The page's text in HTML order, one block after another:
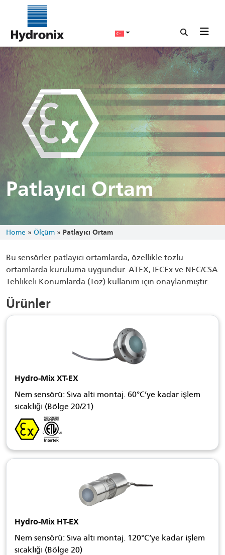
Patlayıcı Ortam
Home » Ölçüm » Patlayıcı Ortam
Bu sensörler patlayıcı ortamlarda, özellikle tozlu
ortamlarda kuruluma uygundur. ATEX, IECEx ve NEC/CSA
Tehlikeli Konumlarda (Toz) kullanım için onaylanmıştır.
Ürünler
Hydro-Mix XT-EX
Nem sensörü: Sıva altı montaj. 60°C’ye kadar işlem
sıcaklığı (Bölge 20/21)
Hydro-Mix HT-EX
Nem sensörü: Sıva altı montaj. 120°C’ye kadar işlem
sıcaklığı (Bölge 20)